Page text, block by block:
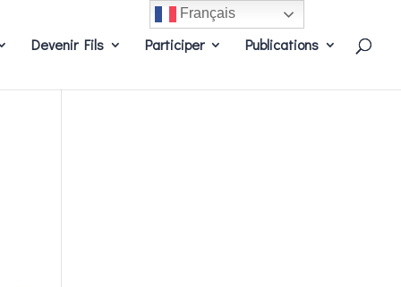
Devenir Fils Participer Publications
Français